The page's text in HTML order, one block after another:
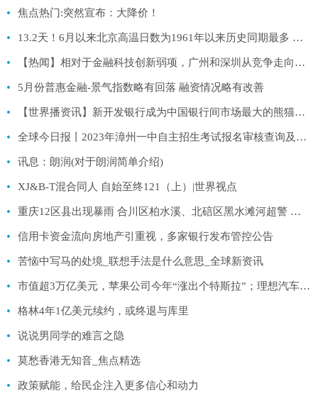
焦点热门:突然宣布：大降价！
13.2天！6月以来北京高温日数为1961年以来历史同期最多 环球新视野
【热闻】相对于金融科技创新弱项，广州和深圳从竞争走向共生
5月份普惠金融-景气指数略有回落 融资情况略有改善
【世界播资讯】新开发银行成为中国银行间市场最大的熊猫债发行人之一
全球今日报丨2023年漳州一中自主招生考试报名审核查询及打印准考证办法
讯息：朗润(对于朗润简单介绍)
XJ&B-T混合同人 自始至终121（上）|世界视点
重庆12区县出现暴雨 合川区柏水溪、北碚区黑水滩河超警 焦点热文
信用卡资金流向房地产引重视，多家银行发布管控公告
苦恼中写马的处境_联想手法是什么意思_全球新资讯
市值超3万亿美元，苹果公司今年“涨出个特斯拉”；理想汽车6月交付新车首破三万，蔚来重回万辆；《国家地理》纸质版将停刊丨邦早报
格林4年1亿美元续约，或终退与库里
说说男同学的难言之隐
莫愁香港无知音_焦点精选
政策赋能，给民企注入更多信心和动力